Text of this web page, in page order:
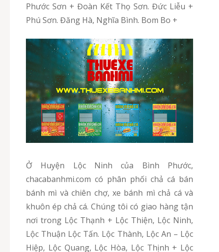
Phước Sơn + Đoàn Kết Thọ Sơn. Đức Liễu +
Phú Sơn. Đăng Hà, Nghĩa Bình. Bom Bo +
Ở Huyện Lộc Ninh của Bình Phước,
chacabanhmi.com có phân phối chả cá bán
bánh mì và chiên chợ, xe bánh mì chả cá và
khuôn ép chả cá. Chúng tôi có giao hàng tận
nơi trong Lộc Thạnh + Lộc Thiện, Lộc Ninh,
Lộc Thuận Lộc Tấn. Lộc Thành, Lộc An – Lộc
Hiệp, Lộc Quang, Lộc Hòa, Lộc Thịnh + Lộc